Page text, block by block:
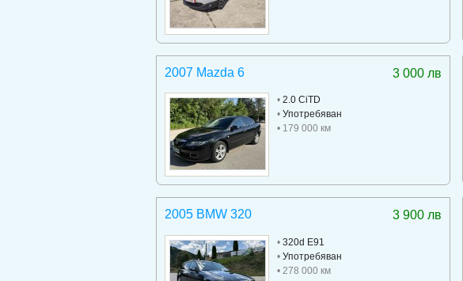
3 000 лв
2007 Mazda 6
• 2.0 CiTD
• Употребяван
• 179 000 км
3 900 лв
2005 BMW 320
• 320d E91
• Употребяван
• 278 000 км